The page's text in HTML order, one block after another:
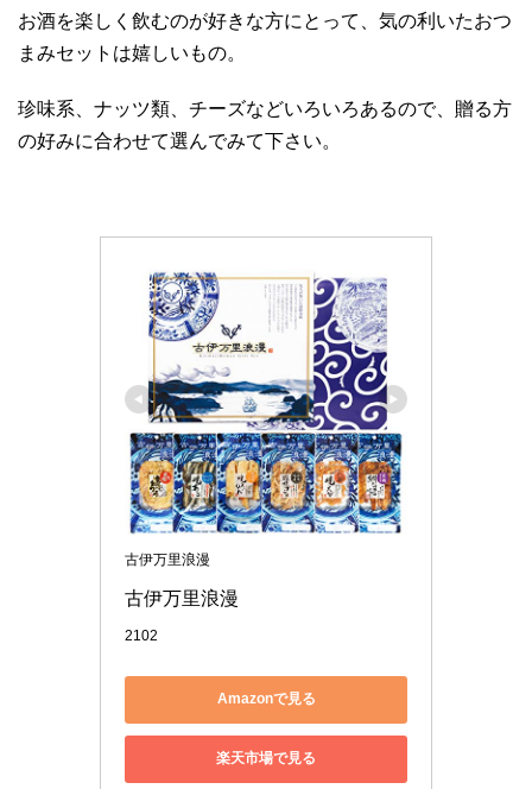
お酒を楽しく飲むのが好きな方にとって、気の利いたおつ
まみセットは嬉しいもの。
珍味系、ナッツ類、チーズなどいろいろあるので、贈る方
の好みに合わせて選んでみて下さい。
古伊万里浪漫
古伊万里浪漫
2102
Amazonで見る
楽天市場で見る